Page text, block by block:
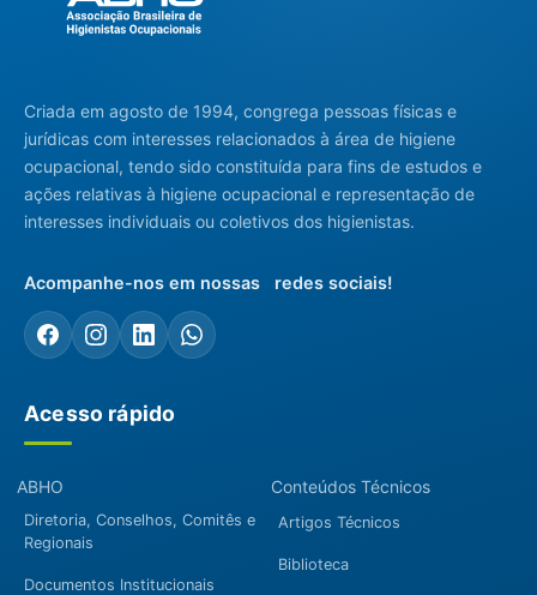
Criada em agosto de 1994, congrega pessoas físicas e
jurídicas com interesses relacionados à área de higiene
ocupacional, tendo sido constituída para fins de estudos e
ações relativas à higiene ocupacional e representação de
interesses individuais ou coletivos dos higienistas.
Acompanhe-nos em nossas redes sociais!
Acesso rápido
ABHO
Diretoria, Conselhos, Comitês e
Regionais
Documentos Institucionais
Conteúdos Técnicos
Artigos Técnicos
Biblioteca